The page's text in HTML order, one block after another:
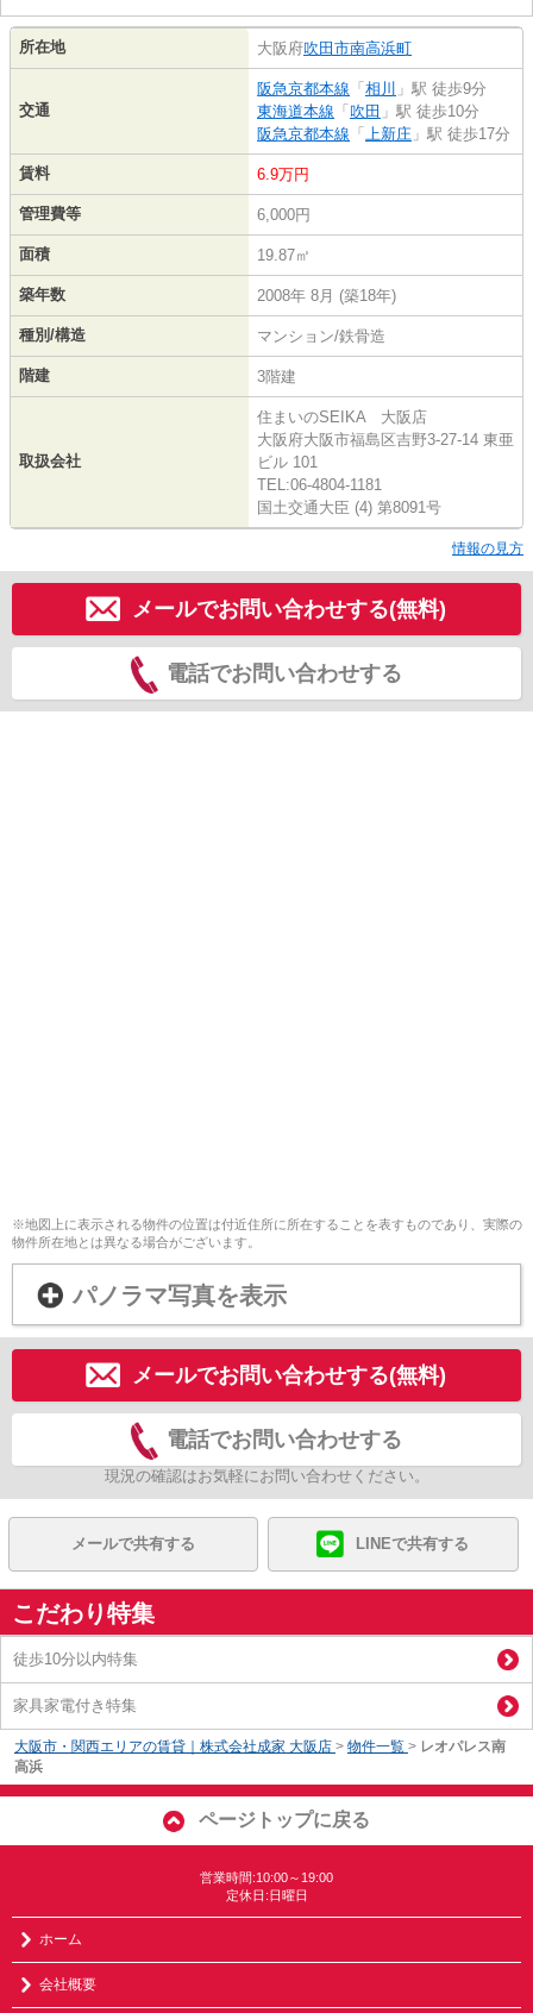
所在地 大阪府吹田市南高浜町
交通
阪急京都本線 「 相川 」駅 徒歩9分
東海道本線 「 吹田 」駅 徒歩10分
阪急京都本線 「 上新庄 」駅 徒歩17分
賃料 6.9万円
管理費等 6,000円
面積 19.87㎡
築年数 2008年 8月 (築18年)
種別/構造 マンション/鉄骨造
階建 3階建
取扱会社
住まいのSEIKA 大阪店
大阪府大阪市福島区吉野3-27-14 東亜
ビル 101
TEL:06-4804-1181
国土交通大臣 (4) 第8091号
情報の見方
メールでお問い合わせする(無料)
電話でお問い合わせする
※地図上に表示される物件の位置は付近住所に所在することを表すものであり、実際の
物件所在地とは異なる場合がございます。
パノラマ写真を表示
メールでお問い合わせする(無料)
電話でお問い合わせする
現況の確認はお気軽にお問い合わせください。
メールで共有する LINEで共有する
こだわり特集
徒歩10分以内特集
家具家電付き特集
大阪市・関西エリアの賃貸｜株式会社成家 大阪店 > 物件一覧 > レオパレス南
高浜
ページトップに戻る
営業時間:10:00～19:00
定休日:日曜日
ホーム
会社概要